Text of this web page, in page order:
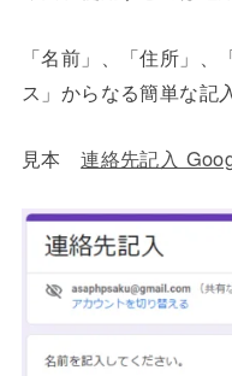
「名前」、「住所」
ス」からなる簡単な記
見本連絡先記入